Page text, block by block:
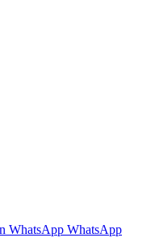
WhatsApp WhatsApp